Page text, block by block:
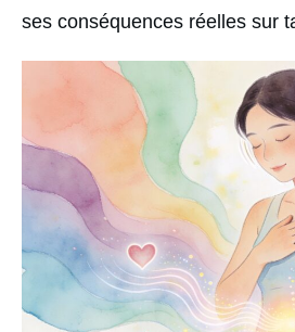
ses conséquences réelles sur